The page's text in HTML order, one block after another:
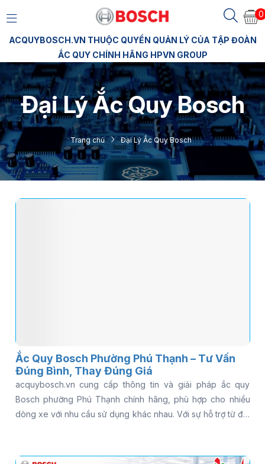
0
ACQUYBOSCH.VN THUỘC QUYỀN QUẢN LÝ CỦA TẬP ĐOÀN
ẮC QUY CHÍNH HÃNG HPVN GROUP
Đại Lý Ắc Quy Bosch
Trang chủ Đại Lý Ắc Quy Bosch
Ắc Quy Bosch Phường Phú Thạnh – Tư Vấn
Đúng Bình, Thay Đúng Giá
acquybosch.vn cung cấp thông tin và giải pháp ắc quy
Bosch phường Phú Thạnh chính hãng, phù hợp cho nhiều
dòng xe với nhu cầu sử dụng khác nhau. Với sự hỗ trợ từ đội
phá chi tiết và chọn đúng loại ắc quy phù hợp.